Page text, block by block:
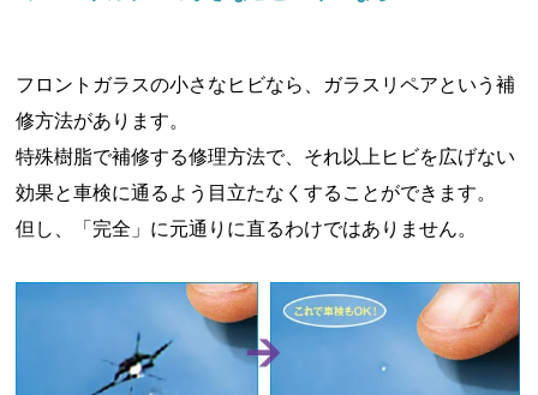
フロントガラスの小さなヒビなら、ガラスリペアという補
修方法があります。
特殊樹脂で補修する修理方法で、それ以上ヒビを広げない
効果と車検に通るよう目立たなくすることができます。
但し、「完全」に元通りに直るわけではありません。